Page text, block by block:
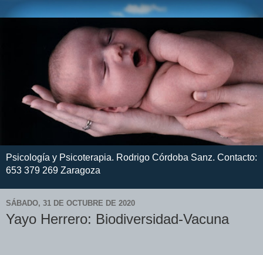
Psicología y Psicoterapia. Rodrigo Córdoba Sanz. Contacto:
653 379 269 Zaragoza
SÁBADO, 31 DE OCTUBRE DE 2020
Yayo Herrero: Biodiversidad-Vacuna